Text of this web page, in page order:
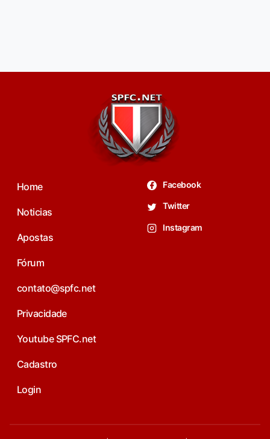
Home
Noticias
Apostas
Fórum
contato@spfc.net
Privacidade
Youtube SPFC.net
Cadastro
Login
Facebook
Twitter
Instagram